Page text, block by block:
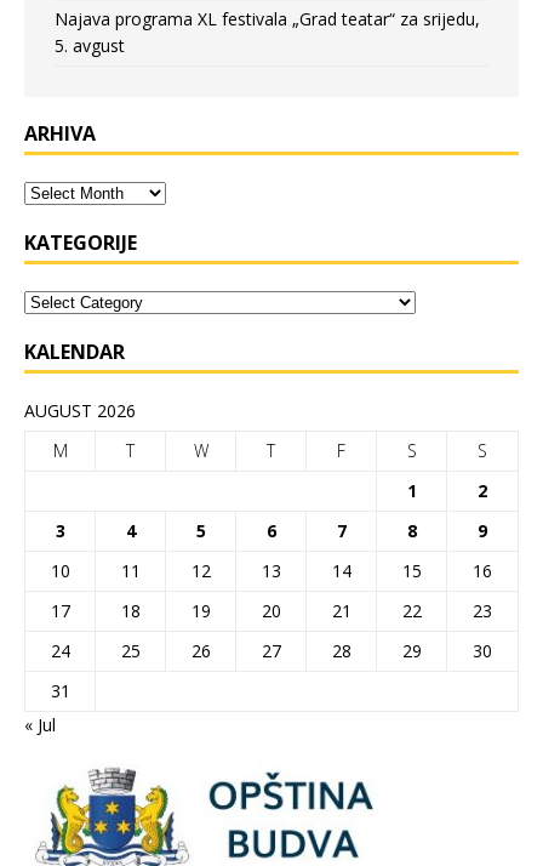
Najava programa XL festivala „Grad teatar“ za srijedu,
5. avgust
ARHIVA
KATEGORIJE
KALENDAR
AUGUST 2026
M
T W T F S
S
1
2
3
4 5 6 7 8
9
10
11 12 13 14 15
16
17
18 19 20 21 22
23
24
25 26 27 28 29
30
31
« Jul